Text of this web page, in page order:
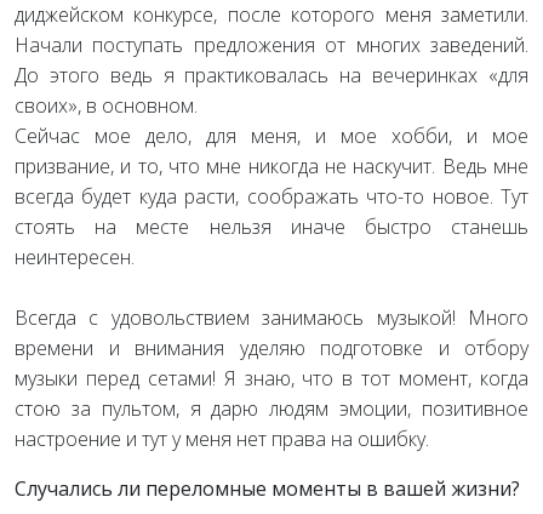
диджейском конкурсе, после которого меня заметили.
Начали поступать предложения от многих заведений.
До этого ведь я практиковалась на вечеринках «для
своих», в основном.
Сейчас мое дело, для меня, и мое хобби, и мое
призвание, и то, что мне никогда не наскучит. Ведь мне
всегда будет куда расти, соображать что-то новое. Тут
стоять на месте нельзя иначе быстро станешь
неинтересен.
Всегда с удовольствием занимаюсь музыкой! Много
времени и внимания уделяю подготовке и отбору
музыки перед сетами! Я знаю, что в тот момент, когда
стою за пультом, я дарю людям эмоции, позитивное
настроение и тут у меня нет права на ошибку.
Случались ли переломные моменты в вашей жизни?